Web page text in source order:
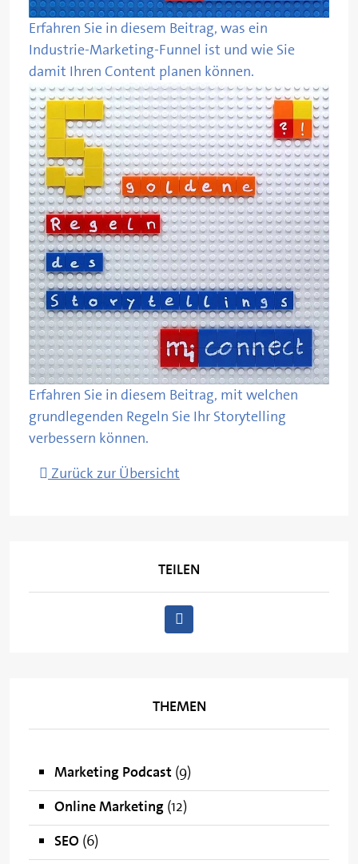
Erfahren Sie in diesem Beitrag, was ein
Industrie-Marketing-Funnel ist und wie Sie
damit Ihren Content planen können.
Erfahren Sie in diesem Beitrag, mit welchen
grundlegenden Regeln Sie Ihr Storytelling
verbessern können.
Zurück zur Übersicht
TEILEN
THEMEN
Marketing Podcast (9)
Online Marketing (12)
SEO (6)